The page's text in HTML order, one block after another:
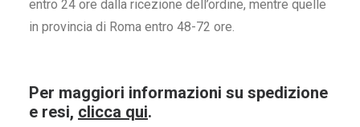
entro 24 ore dalla ricezione dell’ordine, mentre quelle
in provincia di Roma entro 48-72 ore.
Per maggiori informazioni su spedizione
e resi, clicca qui.